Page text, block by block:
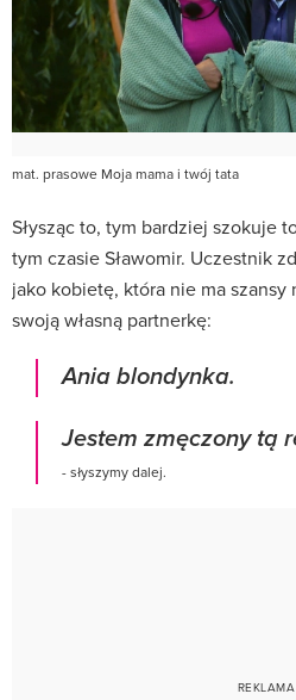
mat. prasowe Moja mama i twój tata
Słysząc to, tym bardziej szokuje
tym czasie Sławomir. Uczestnik
jako kobietę, która nie ma szansy
swoją własną partnerkę:
Ania blondynka.
Jestem zmęczony tą
- słyszymy dalej.